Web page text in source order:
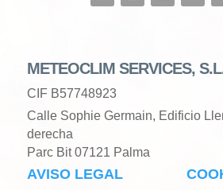
METEOCLIM SERVICES,
CIF B57748923
Calle Sophie Germain, Edificio
derecha
Parc Bit 07121 Palma
AVISO LEGAL